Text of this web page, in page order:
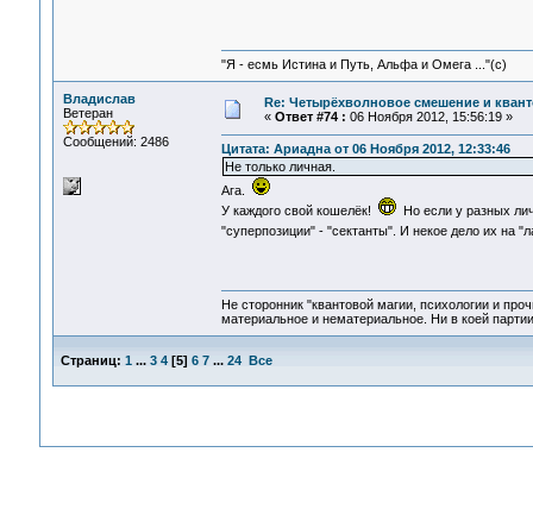
"Я - есмь Истина и Путь, Альфа и Омега ..."(с)
Владислав
Ветеран
Сообщений: 2486
Re: Четырёхволновое смешение и
« Ответ #74 : 06 Ноября 2012, 15:56:19 »
Цитата: Ариадна от 06 Ноября 2012, 12:33:46
Не только личная.
Ага.
У каждого свой кошелёк!
Но если у разных
"суперпозиции" - "сектанты". И некое дело их на
Не сторонник "квантовой магии, психологии и
материальное и нематериальное. Ни в коей
Страниц: 1 ... 3 4[5] 6 7 ... 24 Все